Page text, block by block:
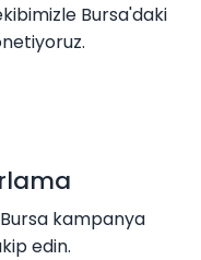
Bursa'daki
kampanya
edin.